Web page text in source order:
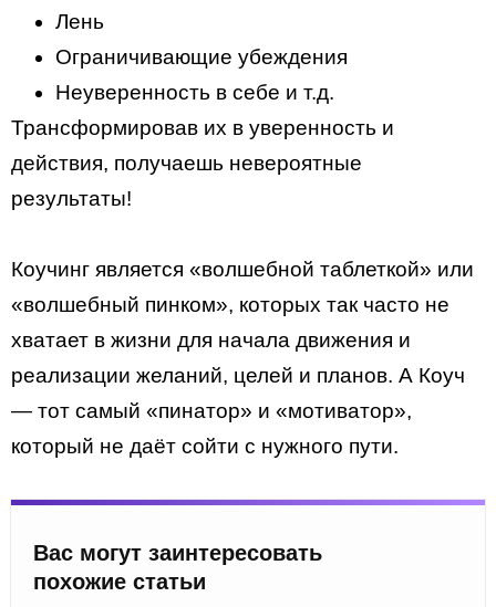
Лень
Ограничивающие убеждения
Неуверенность в себе и т.д.
Трансформировав их в уверенность и
действия, получаешь невероятные
результаты!
Коучинг является «волшебной таблеткой» или
«волшебный пинком», которых так часто не
хватает в жизни для начала движения и
реализации желаний, целей и планов. А Коуч
— тот самый «пинатор» и «мотиватор»,
который не даёт сойти с нужного пути.
Вас могут заинтересовать
похожие статьи